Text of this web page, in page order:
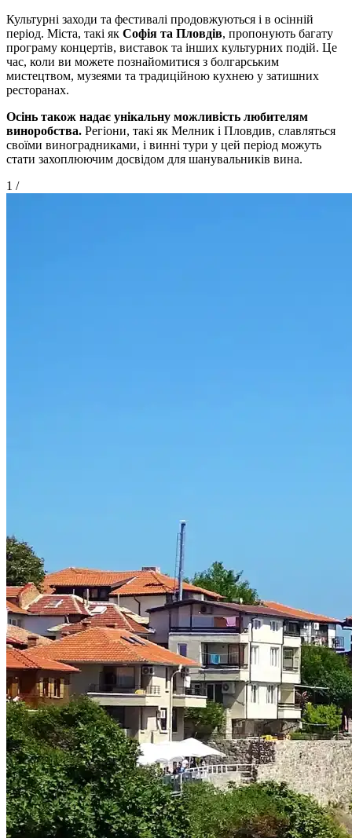
Культурні заходи та фестивалі продовжуються і в осінній
період. Міста, такі як Софія та Пловдів, пропонують багату
програму концертів, виставок та інших культурних подій. Це
час, коли ви можете познайомитися з болгарським
мистецтвом, музеями та традиційною кухнею у затишних
ресторанах.
Осінь також надає унікальну можливість любителям
виноробства. Регіони, такі як Мелник і Пловдив, славляться
своїми виноградниками, і винні тури у цей період можуть
стати захоплюючим досвідом для шанувальників вина.
1 /